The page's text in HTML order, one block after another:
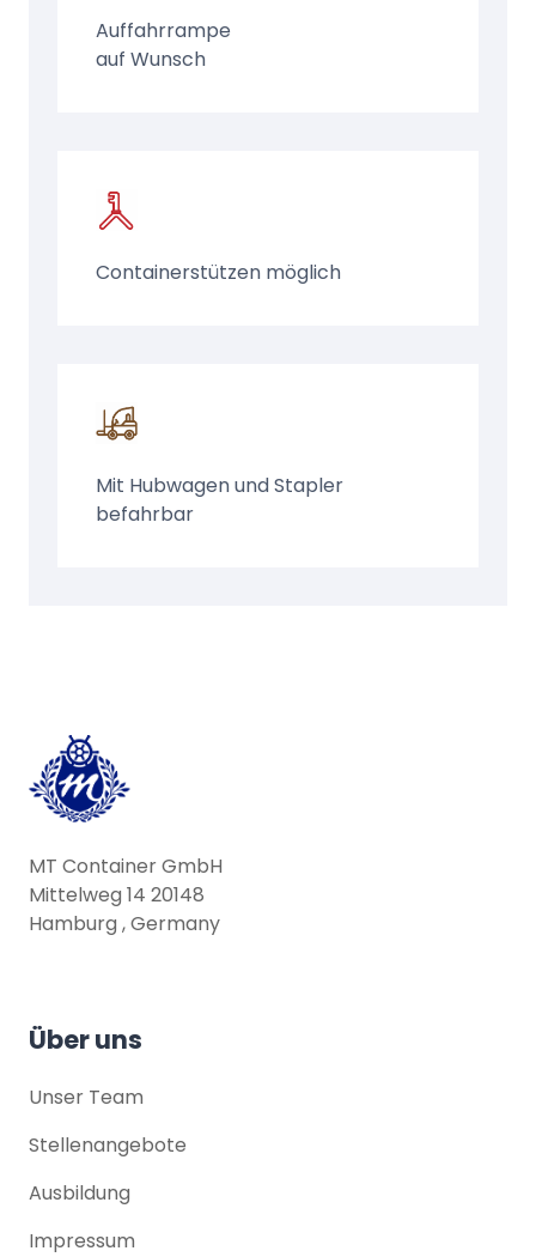
Auffahrrampe
auf Wunsch
Containerstützen möglich
Mit Hubwagen und Stapler
befahrbar
MT Container GmbH
Mittelweg 14 20148
Hamburg , Germany
Über uns
Unser Team
Stellenangebote
Ausbildung
Impressum